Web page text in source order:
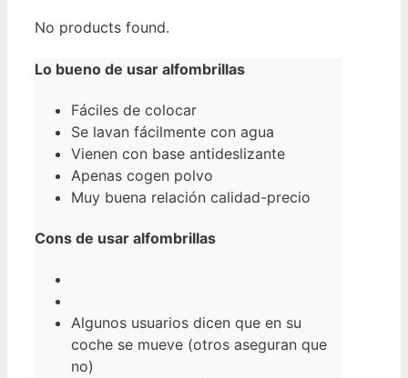
No products found.
Lo bueno de usar alfombrillas
Fáciles de colocar
Se lavan fácilmente con agua
Vienen con base antideslizante
Apenas cogen polvo
Muy buena relación calidad-precio
Cons de usar alfombrillas
Algunos usuarios dicen que en su
coche se mueve (otros aseguran que
no)